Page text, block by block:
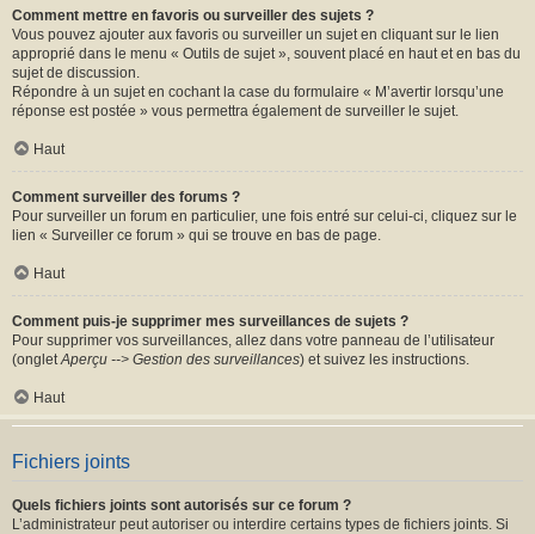
Comment mettre en favoris ou surveiller des sujets ?
Vous pouvez ajouter aux favoris ou surveiller un sujet en cliquant sur le lien
approprié dans le menu « Outils de sujet », souvent placé en haut et en bas du
sujet de discussion.
Répondre à un sujet en cochant la case du formulaire « M’avertir lorsqu’une
réponse est postée » vous permettra également de surveiller le sujet.
Haut
Comment surveiller des forums ?
Pour surveiller un forum en particulier, une fois entré sur celui-ci, cliquez sur le
lien « Surveiller ce forum » qui se trouve en bas de page.
Haut
Comment puis-je supprimer mes surveillances de sujets ?
Pour supprimer vos surveillances, allez dans votre panneau de l’utilisateur
(ongletAperçu --> Gestion des surveillances) et suivez les instructions.
Haut
Fichiers joints
Quels fichiers joints sont autorisés sur ce forum ?
L’administrateur peut autoriser ou interdire certains types de fichiers joints. Si